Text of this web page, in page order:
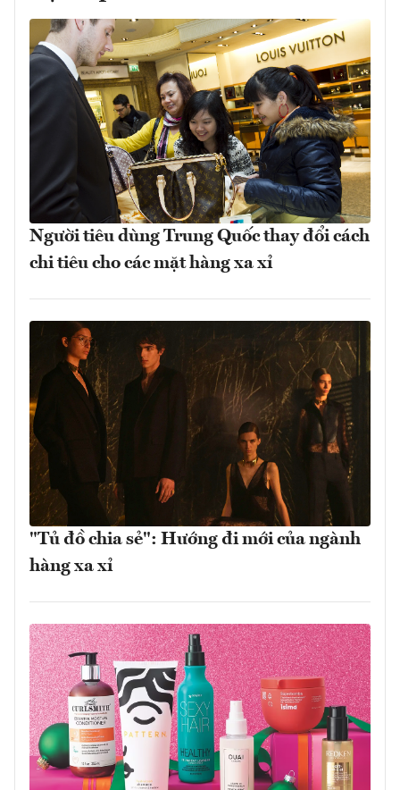
Người tiêu dùng Trung Quốc thay đổi cách
chi tiêu cho các mặt hàng xa xỉ
"Tủ đồ chia sẻ": Hướng đi mới của ngành
hàng xa xỉ